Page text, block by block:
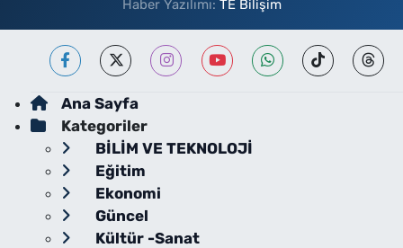
Haber Yazılımı: TE Bilişim
Ana Sayfa
Kategoriler
BİLİM VE TEKNOLOJİ
Eğitim
Ekonomi
Güncel
Kültür -Sanat